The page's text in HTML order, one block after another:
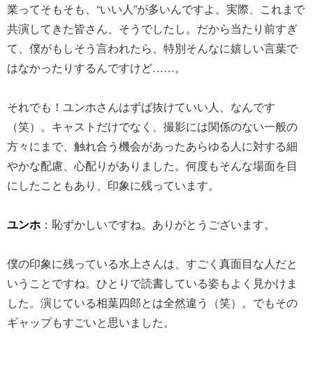
業ってそもそも、“いい人”が多いんですよ。実際、これまで
共演してきた皆さん、そうでしたし。だから当たり前すぎ
て、僕がもしそう言われたら、特別そんなに嬉しい言葉で
はなかったりするんですけど……。
それでも！ユンホさんはずば抜けていい人、なんです
（笑）。キャストだけでなく、撮影には関係のない一般の
方々にまで、触れ合う機会があったあらゆる人に対する細
やかな配慮、心配りがありました。何度もそんな場面を目
にしたこともあり、印象に残っています。
ユンホ ：恥ずかしいですね。ありがとうございます。
僕の印象に残っている水上さんは、すごく真面目な人だと
いうことですね。ひとりで読書している姿もよく見かけま
した。演じている相葉四郎とは全然違う（笑）。でもその
ギャップもすごいと思いました。